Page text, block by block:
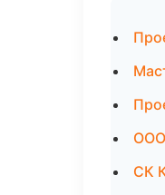
ООО
СК